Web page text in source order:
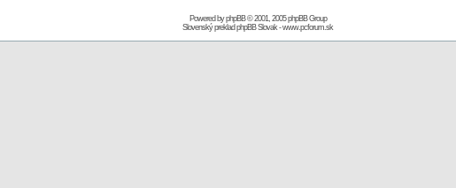
Powered byphpBB© 2001, 2005 phpBB Group
Slovenský preklad phpBB Slovak-www.pcforum.sk